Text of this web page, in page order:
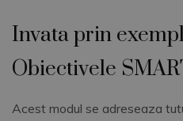
Invata prin
Obiectivele
Acest modul se adreseaza